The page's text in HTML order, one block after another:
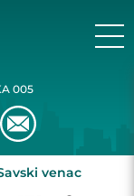
005
venac